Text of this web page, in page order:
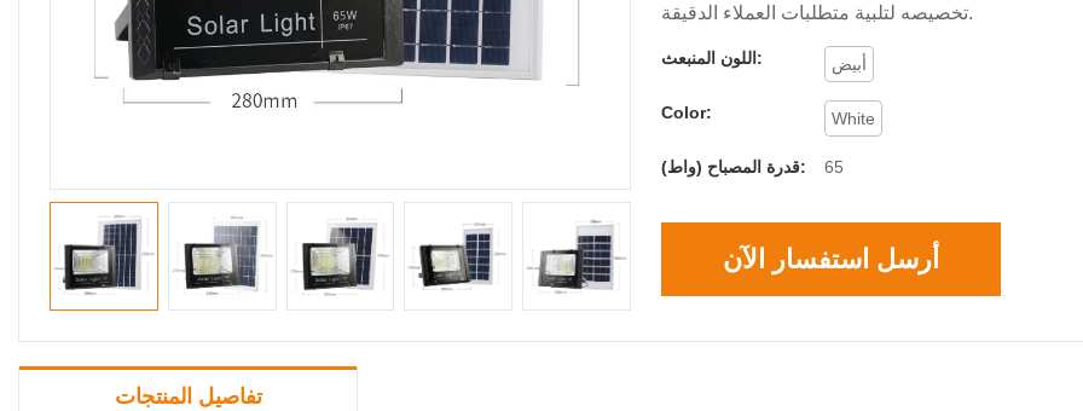
تخصيصه لتلبية متطلبات العملاء الدقيقة.
اللون المنبعث: أبيض
Color: White
قدرة المصباح (واط): 65
أرسل استفسار الآن
تفاصيل المنتجات